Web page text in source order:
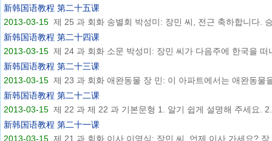
新韩国语教程 第二十五课
2013-03-15 제 25 과 회화 송별회 박성미: 장민 씨, 전근 축하합니다.
新韩国语教程 第二十四课
2013-03-15 제 24 과 회화 소문 박성미: 장민 씨가 다음주에 한국을 떠
新韩国语教程 第二十三课
2013-03-15 제 23 과 회화 애완동물 장 민: 이 아파트에서는 애완동물
新韩国语教程 第二十二课
2013-03-15 제 22 과 제 22 과 기본문형 1. 알기 쉽게 설명해 주세요.
新韩国语教程 第二十一课
2013-03-15 제 21 과 회화 이사 이영식: 장민 씨, 언제 이사 가세요? 장